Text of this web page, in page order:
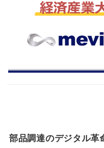
部品調達のデジタル革